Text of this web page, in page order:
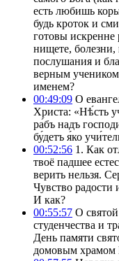
есть любишь
будь кроток и
готовы искренне
нищете, болезни,
послушания и
верным
именем?
00:49:09 О
Христа: «Нѣ́сть
ра́бъ надъ
бу́детъ я́ко
00:52:56 1. Как
твоё падшее
верить нельзя.
Чувство
И как?
00:55:57 О
студенчества и
День памяти
домовым храмом